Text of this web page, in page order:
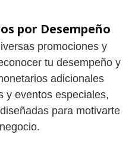
por Desempeño
promociones y
tu desempeño y
adicionales
y eventos especiales,
para motivarte